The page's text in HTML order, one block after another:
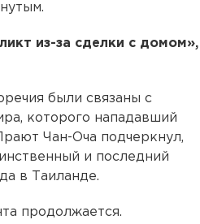
из-за сделки с домом»,
были связаны с
которого нападавший
Чан-Оча подчеркнул,
и последний
в Таиланде.
продолжается.